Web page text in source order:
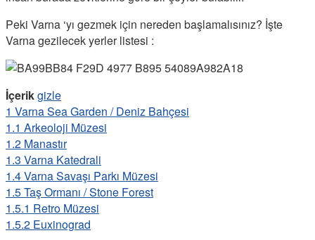
Peki Varna ‘yı gezmek için nereden başlamalısınız? İşte
Varna gezilecek yerler listesi :
İçerikgizle
1 Varna Sea Garden / Deniz Bahçesi
1.1 Arkeoloji Müzesi
1.2 Manastır
1.3 Varna Katedrali
1.4Varna Savaşı Parkı Müzesi
1.5Taş Ormanı / Stone Forest
1.5.1 Retro Müzesi
1.5.2 Euxinograd